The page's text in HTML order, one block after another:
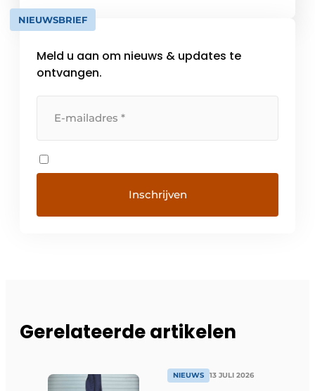
overal gebruikt: van de zeebodem tot de
ruimte – overal waar bewegende massa’s
NIEUWSBRIEF
Meld u aan om nieuws & updates te
ontvangen.
Gerelateerde artikelen
NIEUWS 13 JULI 2026